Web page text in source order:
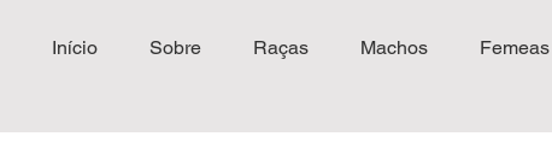
Início Sobre Raças Machos Femeas